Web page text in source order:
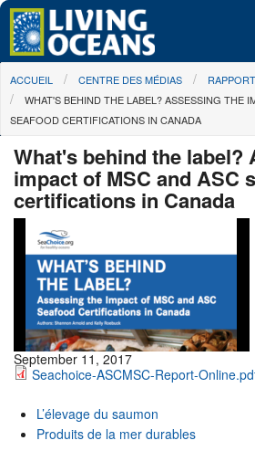
Skip to main content
À propos de nous
Nos campagnes
Centre des Médias
Les Cartes
Passez à l'action
You are here
ACCUEIL CENTRE DES MÉDIAS
WHAT'S BEHIND THE LABEL? ASSESSING THE
SEAFOOD CERTIFICATIONS IN CANADA
What's behind the label?
impact of MSC and ASC
certifications in Canada
September 11, 2017
Seachoice-ASCMSC-Report-
L’élevage du saumon
Produits de la mer durables